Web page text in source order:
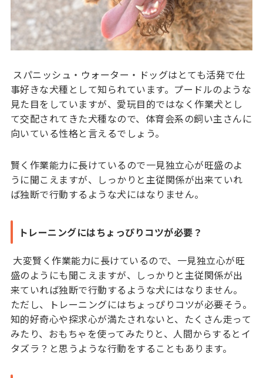
スパニッシュ・ウォーター・ドッグはとても活発で仕
事好きな犬種として知られています。プードルのような
見た目をしていますが、愛玩目的ではなく作業犬とし
て交配されてきた犬種なので、体育会系の飼い主さんに
向いている性格と言えるでしょう。
賢く作業能力に長けているので一見独立心が旺盛のよ
うに聞こえますが、しっかりと主従関係が出来ていれ
ば独断で行動するような犬にはなりません。
トレーニングにはちょっぴりコツが必要？
大変賢く作業能力に長けているので、一見独立心が旺
盛のようにも聞こえますが、しっかりと主従関係が出
来ていれば独断で行動するような犬にはなりません。
ただし、トレーニングにはちょっぴりコツが必要そう。
知的好奇心や探求心が満たされないと、たくさん走って
みたり、おもちゃを使ってみたりと、人間からするとイ
タズラ？と思うような行動をすることもあります。